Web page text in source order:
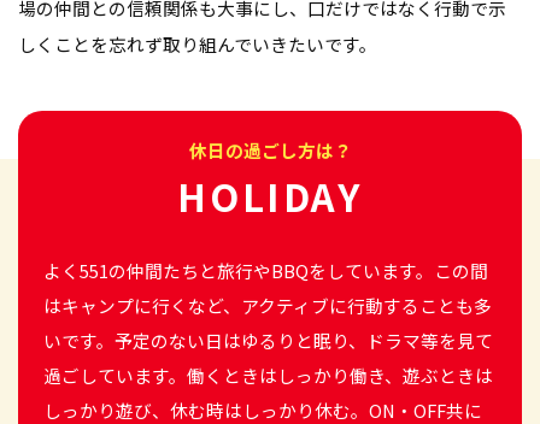
場の仲間との信頼関係も大事にし、口だけではなく行動で示
しくことを忘れず取り組んでいきたいです。
休日の過ごし方は？
HOLIDAY
よく551の仲間たちと旅行やBBQをしています。この間
はキャンプに行くなど、アクティブに行動することも多
いです。予定のない日はゆるりと眠り、ドラマ等を見て
過ごしています。働くときはしっかり働き、遊ぶときは
しっかり遊び、休む時はしっかり休む。ON・OFF共に